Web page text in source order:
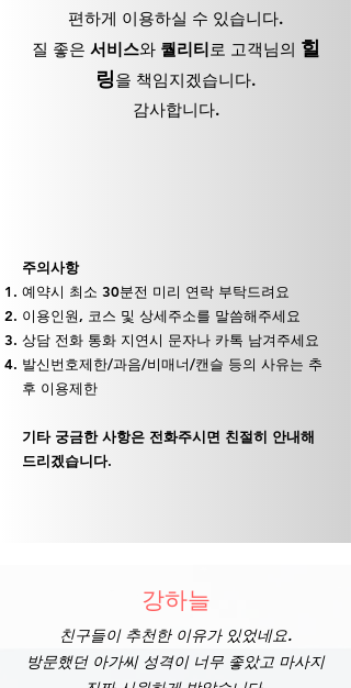
편하게 이용하실 수 있습니다.
질 좋은 서비스와 퀄리티로 고객님의 힐
링을 책임지겠습니다.
감사합니다.
주의사항
예약시 최소 30분전 미리 연락 부탁드려요
이용인원, 코스 및 상세주소를 말씀해주세요
상담 전화 통화 지연시 문자나 카톡 남겨주세요
발신번호제한/과음/비매너/캔슬 등의 사유는 추
후 이용제한
기타 궁금한 사항은 전화주시면 친절히 안내해
드리겠습니다.
강하늘
친구들이 추천한 이유가 있었네요.
​방문했던 아가씨 성격이 너무 좋았고 마사지